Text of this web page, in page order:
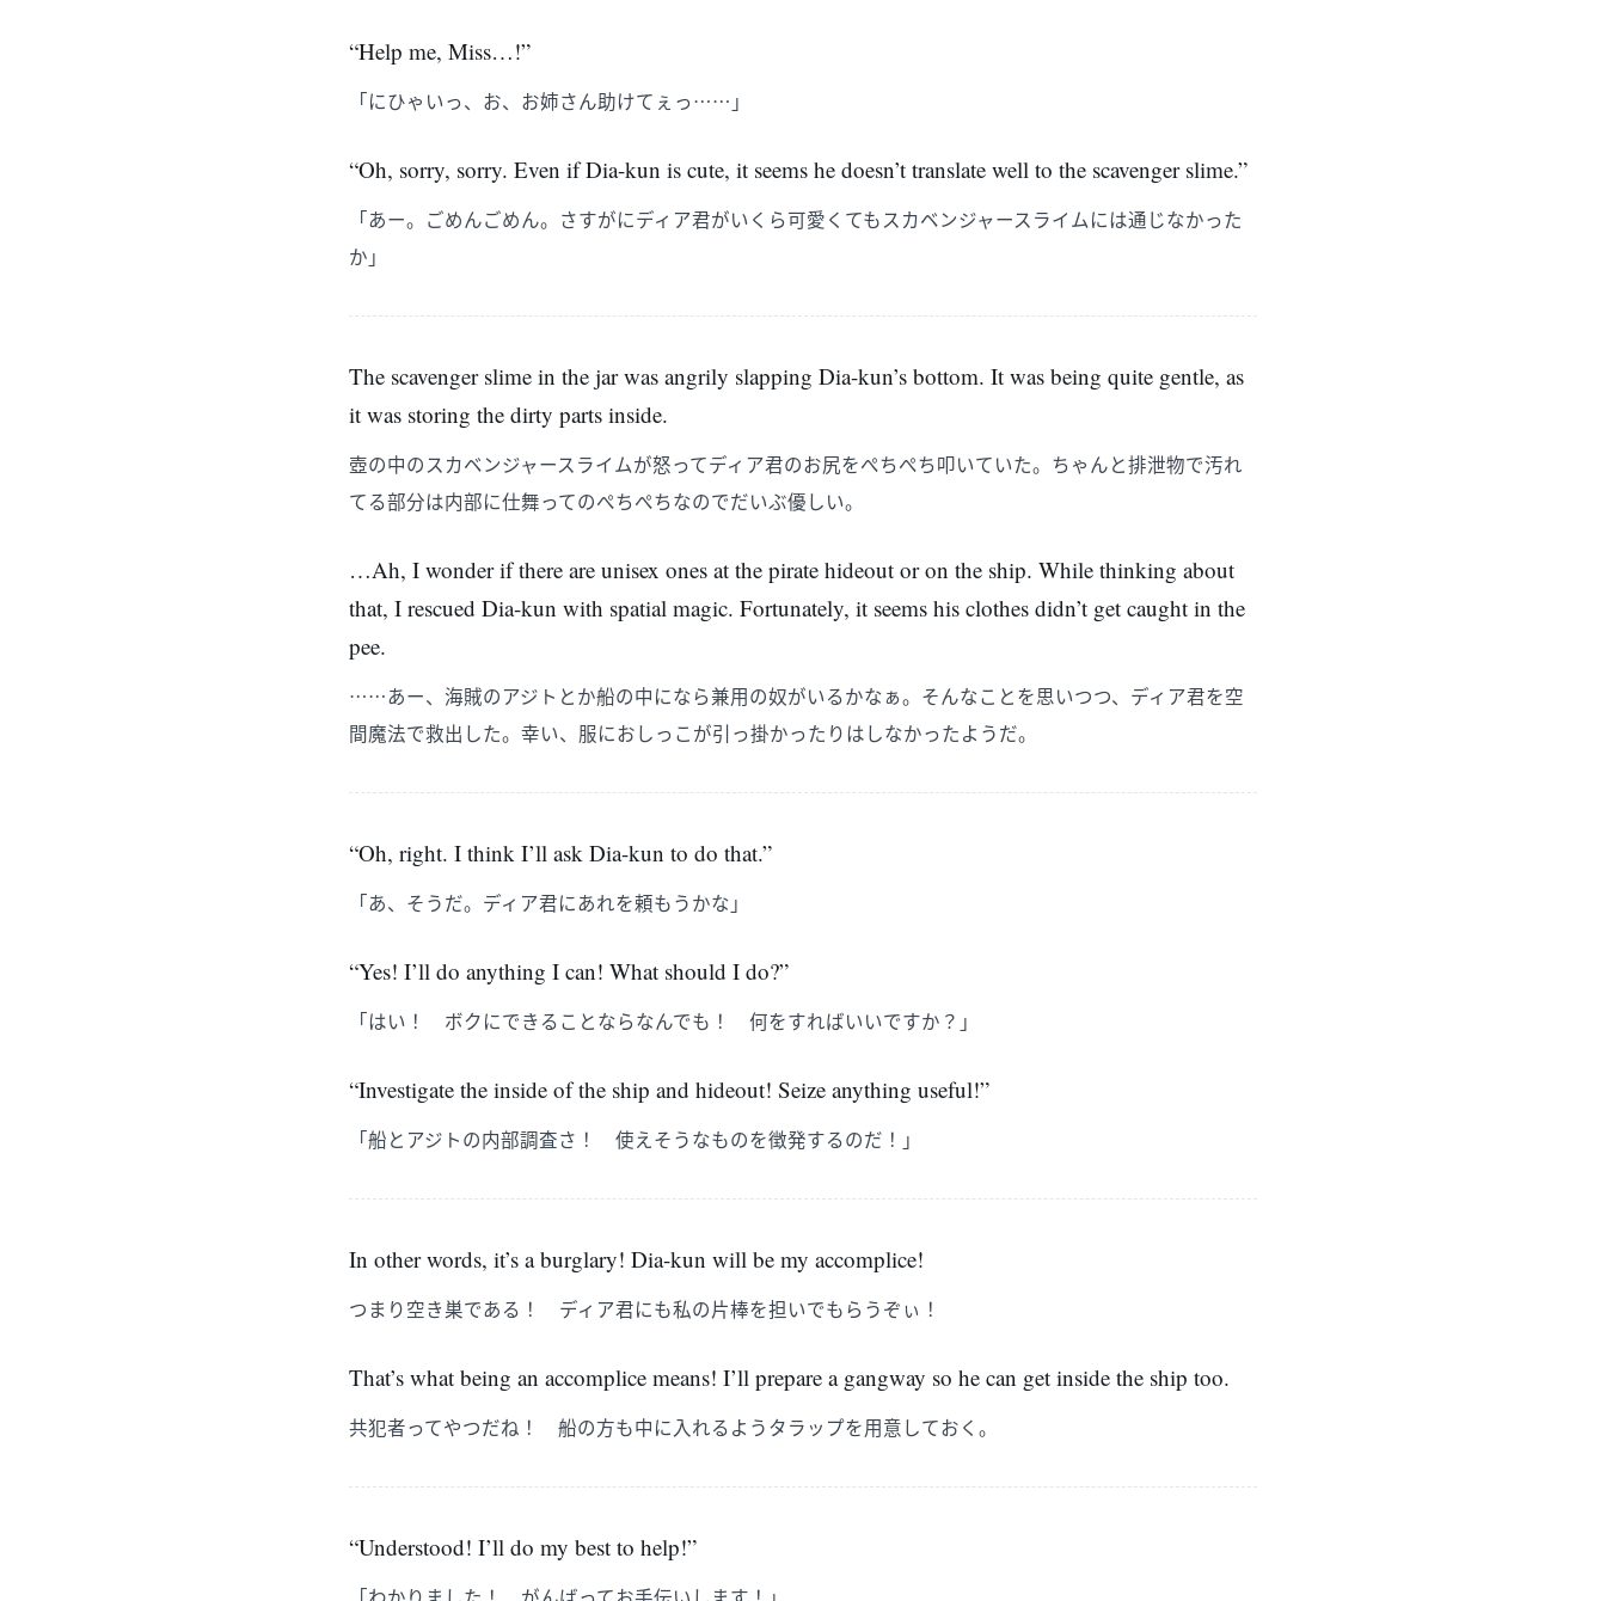
“Help me, Miss…!”
「にひゃいっ、お、お姉さん助けてぇっ……」
“Oh, sorry, sorry. Even if Dia-kun is cute, it seems he doesn’t translate well to the scavenger slime.”
「あー。ごめんごめん。さすがにディア君がいくら可愛くてもスカベンジャースライムには通じなかった
か」
The scavenger slime in the jar was angrily slapping Dia-kun’s bottom. It was being quite gentle, as
it was storing the dirty parts inside.
壺の中のスカベンジャースライムが怒ってディア君のお尻をぺちぺち叩いていた。ちゃんと排泄物で汚れ
てる部分は内部に仕舞ってのぺちぺちなのでだいぶ優しい。
…Ah, I wonder if there are unisex ones at the pirate hideout or on the ship. While thinking about
that, I rescued Dia-kun with spatial magic. Fortunately, it seems his clothes didn’t get caught in the
pee.
……あー、海賊のアジトとか船の中になら兼用の奴がいるかなぁ。そんなことを思いつつ、ディア君を空
間魔法で救出した。幸い、服におしっこが引っ掛かったりはしなかったようだ。
“Oh, right. I think I’ll ask Dia-kun to do that.”
「あ、そうだ。ディア君にあれを頼もうかな」
“Yes! I’ll do anything I can! What should I do?”
「はい！ ボクにできることならなんでも！ 何をすればいいですか？」
“Investigate the inside of the ship and hideout! Seize anything useful!”
「船とアジトの内部調査さ！ 使えそうなものを徴発するのだ！」
In other words, it’s a burglary! Dia-kun will be my accomplice!
つまり空き巣である！ ディア君にも私の片棒を担いでもらうぞぃ！
That’s what being an accomplice means! I’ll prepare a gangway so he can get inside the ship too.
共犯者ってやつだね！ 船の方も中に入れるようタラップを用意しておく。
“Understood! I’ll do my best to help!”